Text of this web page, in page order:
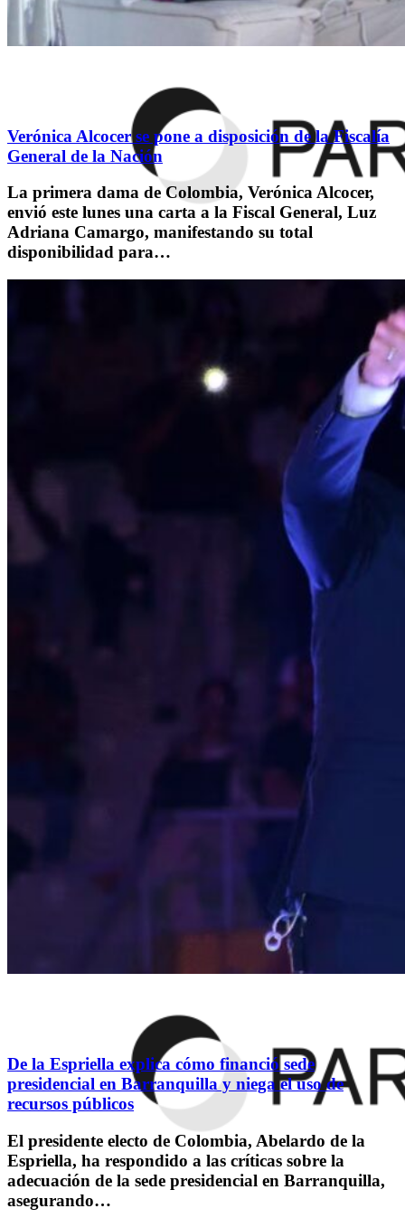
Verónica Alcocer se pone a disposición de la Fiscalía
General de la Nación
La primera dama de Colombia, Verónica Alcocer,
envió este lunes una carta a la Fiscal General, Luz
Adriana Camargo, manifestando su total
disponibilidad para…
De la Espriella explica cómo financió sede
presidencial en Barranquilla y niega el uso de
recursos públicos
El presidente electo de Colombia, Abelardo de la
Espriella, ha respondido a las críticas sobre la
adecuación de la sede presidencial en Barranquilla,
asegurando…